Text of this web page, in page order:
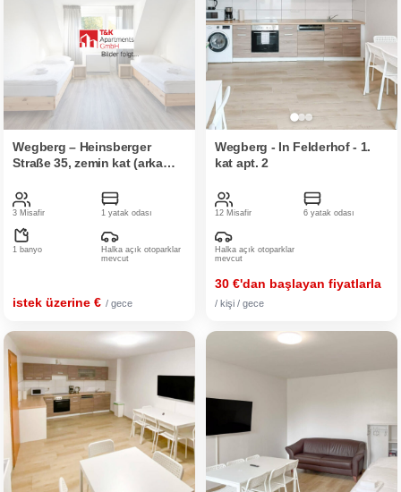
Wegberg – Heinsberger
Straße 35, zemin kat (arka
3 Misafir 1 yatak odası
1 banyo
Halka açık otoparklar
mevcut
istek üzerine € / gece
Wegberg - In Felderhof - 1.
kat apt. 2
12 Misafir 6 yatak odası
Halka açık otoparklar
mevcut
30 €'dan başlayan fiyatlarla
/ kişi / gece